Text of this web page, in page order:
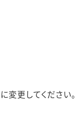
してください。